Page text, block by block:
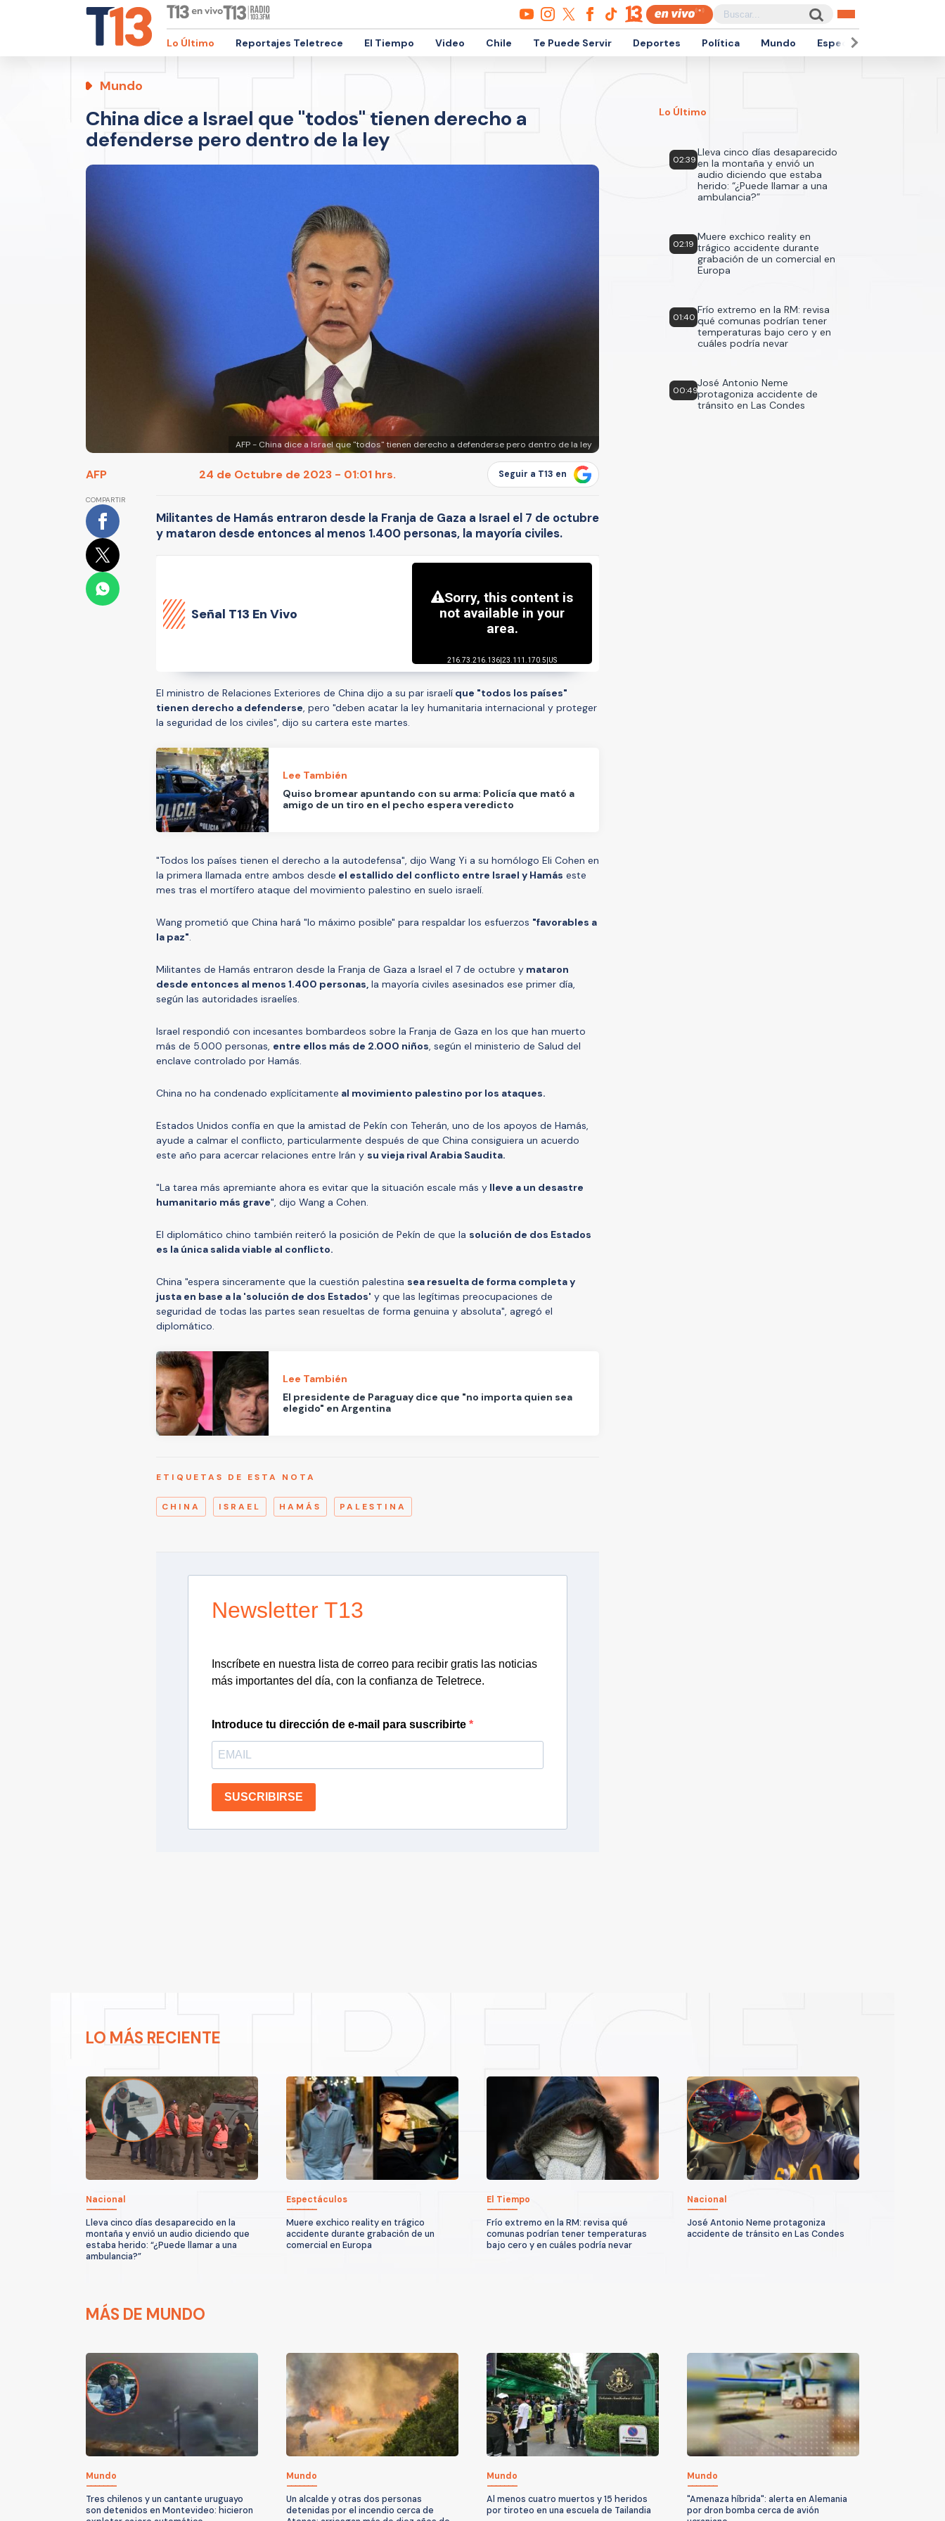
Lo Último Reportajes Teletrece El Tiempo Video Chile Te Puede Servir Deportes Política Mundo Espectáculos
Mundo
China dice a Israel que "todos" tienen derecho a
defenderse pero dentro de la ley
AFP - China dice a Israel que "todos" tienen derecho a defenderse pero dentro de la ley
AFP 24 de Octubre de 2023 - 01:01 hrs. Seguir a T13 en
COMPARTIR
Militantes de Hamás entraron desde la Franja de Gaza a Israel el 7 de octubre
y mataron desde entonces al menos 1.400 personas, la mayoría civiles.
Señal T13 En Vivo
El ministro de Relaciones Exteriores de China dijo a su par israelí que "todos los países"
tienen derecho a defenderse, pero "deben acatar la ley humanitaria internacional y proteger
la seguridad de los civiles", dijo su cartera este martes.
Lee También
Quiso bromear apuntando con su arma: Policía que mató a
amigo de un tiro en el pecho espera veredicto
"Todos los países tienen el derecho a la autodefensa", dijo Wang Yi a su homólogo Eli Cohen en
la primera llamada entre ambos desde el estallido del conflicto entre Israel y Hamás este
mes tras el mortífero ataque del movimiento palestino en suelo israelí.
Wang prometió que China hará "lo máximo posible" para respaldar los esfuerzos "favorables a
la paz".
Militantes de Hamás entraron desde la Franja de Gaza a Israel el 7 de octubre y mataron
desde entonces al menos 1.400 personas, la mayoría civiles asesinados ese primer día,
según las autoridades israelíes.
Israel respondió con incesantes bombardeos sobre la Franja de Gaza en los que han muerto
más de 5.000 personas, entre ellos más de 2.000 niños, según el ministerio de Salud del
enclave controlado por Hamás.
China no ha condenado explícitamente al movimiento palestino por los ataques.
Estados Unidos confía en que la amistad de Pekín con Teherán, uno de los apoyos de Hamás,
ayude a calmar el conflicto, particularmente después de que China consiguiera un acuerdo
este año para acercar relaciones entre Irán y su vieja rival Arabia Saudita.
"La tarea más apremiante ahora es evitar que la situación escale más y lleve a un desastre
humanitario más grave", dijo Wang a Cohen.
El diplomático chino también reiteró la posición de Pekín de que la solución de dos Estados
es la única salida viable al conflicto.
China "espera sinceramente que la cuestión palestina sea resuelta de forma completa y
justa en base a la 'solución de dos Estados' y que las legítimas preocupaciones de
seguridad de todas las partes sean resueltas de forma genuina y absoluta", agregó el
diplomático.
Lee También
El presidente de Paraguay dice que "no importa quien sea
elegido" en Argentina
ETIQUETAS DE ESTA NOTA
CHINA ISRAEL HAMÁS PALESTINA
Newsletter T13
Inscríbete en nuestra lista de correo para recibir gratis las noticias
más importantes del día, con la confianza de Teletrece.
Introduce tu dirección de e-mail para suscribirte
SUSCRIBIRSE
Lo Último
02:39
Lleva cinco días desaparecido
en la montaña y envió un
audio diciendo que estaba
herido: “¿Puede llamar a una
ambulancia?”
02:19
Muere exchico reality en
trágico accidente durante
grabación de un comercial en
Europa
01:40
Frío extremo en la RM: revisa
qué comunas podrían tener
temperaturas bajo cero y en
cuáles podría nevar
00:49
José Antonio Neme
protagoniza accidente de
tránsito en Las Condes
LO MÁS RECIENTE
Nacional
Lleva cinco días desaparecido en la
montaña y envió un audio diciendo que
estaba herido: “¿Puede llamar a una
ambulancia?”
Espectáculos
Muere exchico reality en trágico
accidente durante grabación de un
comercial en Europa
El Tiempo
Frío extremo en la RM: revisa qué
comunas podrían tener temperaturas
bajo cero y en cuáles podría nevar
Nacional
José Antonio Neme protagoniza
accidente de tránsito en Las Condes
MÁS DE MUNDO
Mundo
Tres chilenos y un cantante uruguayo
son detenidos en Montevideo: hicieron
Mundo
Un alcalde y otras dos personas
detenidas por el incendio cerca de
Mundo
Al menos cuatro muertos y 15 heridos
por tiroteo en una escuela de Tailandia
Mundo
"Amenaza híbrida": alerta en Alemania
por dron bomba cerca de avión